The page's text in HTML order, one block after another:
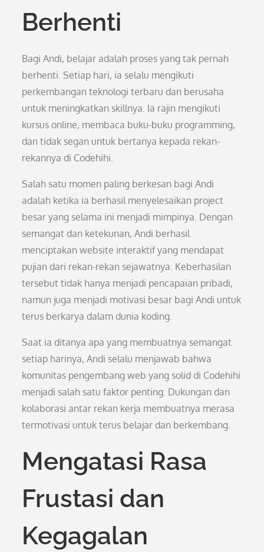
Berhenti
Bagi Andi, belajar adalah proses yang tak pernah
berhenti. Setiap hari, ia selalu mengikuti
perkembangan teknologi terbaru dan berusaha
untuk meningkatkan skillnya. Ia rajin mengikuti
kursus online, membaca buku-buku programming,
dan tidak segan untuk bertanya kepada rekan-
rekannya di Codehihi.
Salah satu momen paling berkesan bagi Andi
adalah ketika ia berhasil menyelesaikan project
besar yang selama ini menjadi mimpinya. Dengan
semangat dan ketekunan, Andi berhasil
menciptakan website interaktif yang mendapat
pujian dari rekan-rekan sejawatnya. Keberhasilan
tersebut tidak hanya menjadi pencapaian pribadi,
namun juga menjadi motivasi besar bagi Andi untuk
terus berkarya dalam dunia koding.
Saat ia ditanya apa yang membuatnya semangat
setiap harinya, Andi selalu menjawab bahwa
komunitas pengembang web yang solid di Codehihi
menjadi salah satu faktor penting. Dukungan dan
kolaborasi antar rekan kerja membuatnya merasa
termotivasi untuk terus belajar dan berkembang.
Mengatasi Rasa
Frustasi dan
Kegagalan